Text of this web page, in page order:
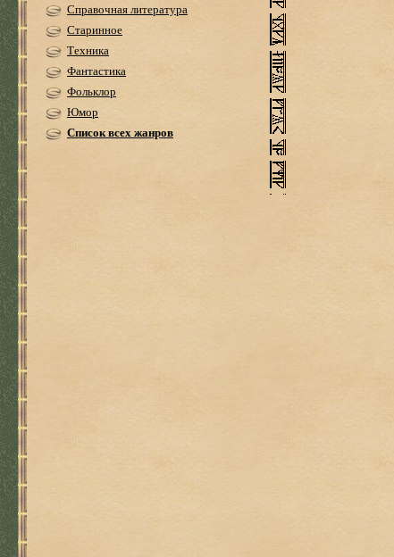
Справочная литература
Старинное
Техника
Фантастика
Фольклор
Юмор
Список всех жанров